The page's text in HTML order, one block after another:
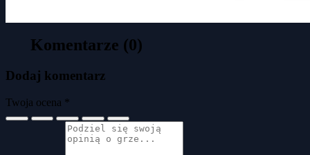
Komentarze (0)
Dodaj komentarz
Twoja ocena *